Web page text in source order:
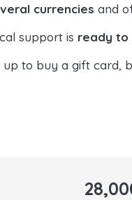
currencies and
support is ready to
up to buy a gift card,